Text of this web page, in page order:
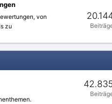
von
zu